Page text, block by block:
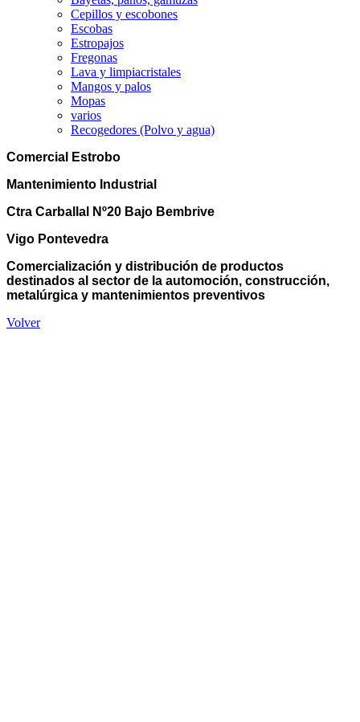
Cepillos y escobones
Escobas
Estropajos
Fregonas
Lava y limpiacristales
Mangos y palos
Mopas
varios
Recogedores (Polvo y agua)
Comercial Estrobo
Mantenimiento Industrial
Ctra Carballal Nº20 Bajo Bembrive
Vigo Pontevedra
Comercialización y distribución de productos
destinados al sector de la automoción, construcción,
metalúrgica y mantenimientos preventivos
Volver